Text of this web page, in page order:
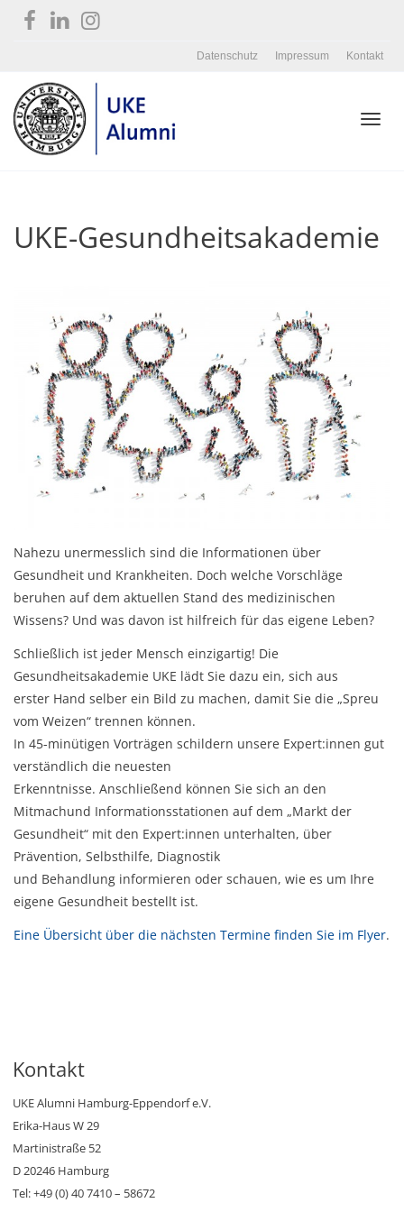
Datenschutz Impressum Kontakt
UKE-Gesundheitsakademie
Nahezu unermesslich sind die Informationen über
Gesundheit und Krankheiten. Doch welche Vorschläge
beruhen auf dem aktuellen Stand des medizinischen
Wissens? Und was davon ist hilfreich für das eigene Leben?
Schließlich ist jeder Mensch einzigartig! Die
Gesundheitsakademie UKE lädt Sie dazu ein, sich aus
erster Hand selber ein Bild zu machen, damit Sie die „Spreu
vom Weizen“ trennen können.
In 45-minütigen Vorträgen schildern unsere Expert:innen gut
verständlich die neuesten
Erkenntnisse. Anschließend können Sie sich an den
Mitmachund Informationsstationen auf dem „Markt der
Gesundheit“ mit den Expert:innen unterhalten, über
Prävention, Selbsthilfe, Diagnostik
und Behandlung informieren oder schauen, wie es um Ihre
eigene Gesundheit bestellt ist.
Eine Übersicht über die nächsten Termine finden Sie im Flyer.
Kontakt
UKE Alumni Hamburg-Eppendorf e.V.
Erika-Haus W 29
Martinistraße 52
D 20246 Hamburg
Tel: +49 (0) 40 7410 – 58672